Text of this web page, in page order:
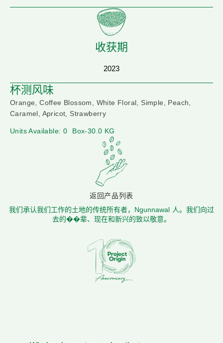
收获期
2023
杯测风味
Orange, Coffee Blossom, White Floral, Simple, Peach,
Caramel, Apricot, Strawberry
Units Available: 0 Box-30.0 KG
返回产品列表
我们承认我们工作的土地的传统所有者，Ngunnawal 人。我们向过
去的��辈、现在和新兴的致以敬意。